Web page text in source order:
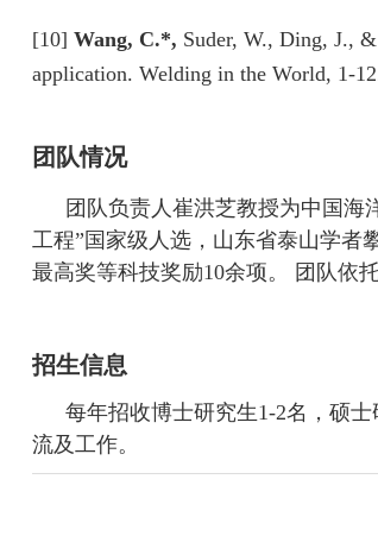
[10] Wang, C.*, Suder, W., Ding, J.,
application. Welding in the World, 1-
团队情况
团队负责人崔洪芝教授为中国
工程”国家级人选，山东省泰山学者
最高奖等科技奖励10余项。 团队依
招生信息
每年招收博士研究生1-2名，硕士
流及工作。